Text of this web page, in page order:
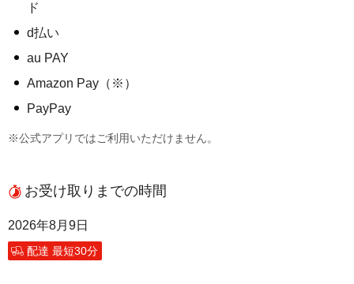
ド
d払い
au PAY
Amazon Pay（※）
PayPay
※公式アプリではご利用いただけません。
お受け取りまでの時間
2026年8月9日
配達 最短30分